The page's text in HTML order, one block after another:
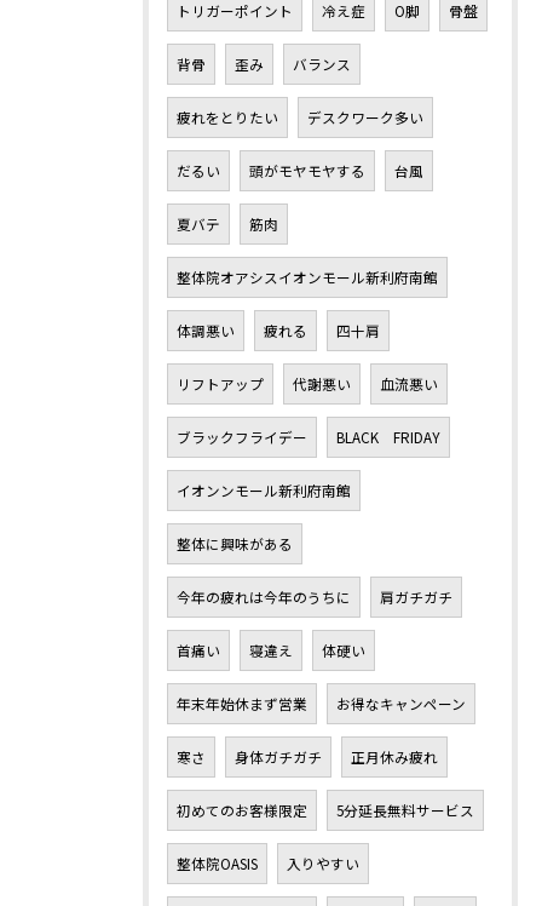
トリガーポイント 冷え症 O脚 骨盤
背骨 歪み バランス
疲れをとりたい デスクワーク多い
だるい 頭がモヤモヤする 台風
夏バテ 筋肉
整体院オアシスイオンモール新利府南館
体調悪い 疲れる 四十肩
リフトアップ 代謝悪い 血流悪い
ブラックフライデー BLACK FRIDAY
イオンンモール新利府南館
整体に興味がある
今年の疲れは今年のうちに 肩ガチガチ
首痛い 寝違え 体硬い
年末年始休まず営業 お得なキャンペーン
寒さ 身体ガチガチ 正月休み疲れ
初めてのお客様限定 5分延長無料サービス
整体院OASIS 入りやすい